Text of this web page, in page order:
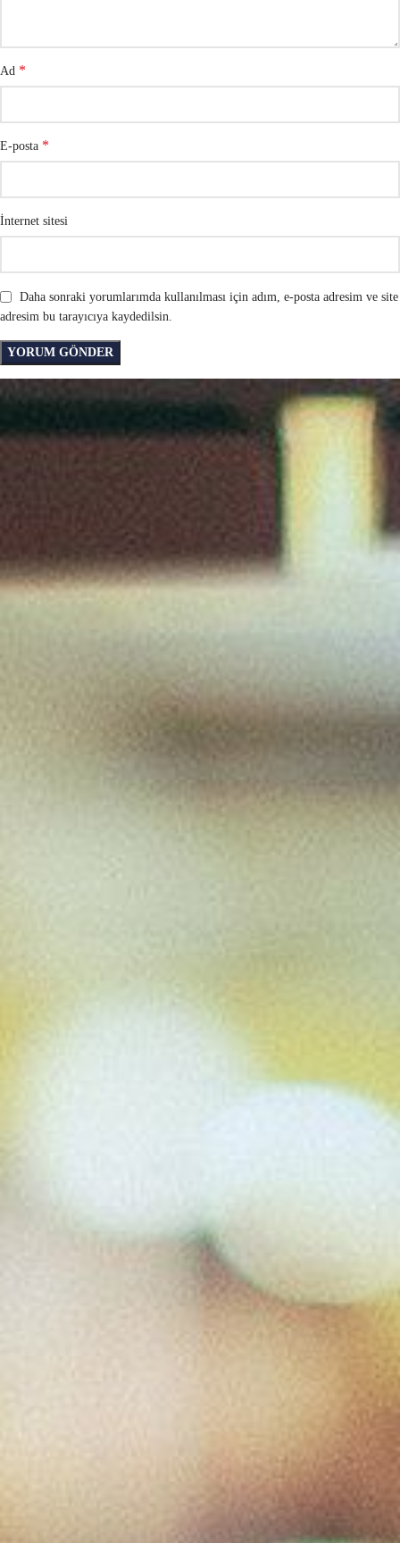
Ad *
E-posta *
İnternet sitesi
Daha sonraki yorumlarımda kullanılması için adım, e-posta adresim ve site
adresim bu tarayıcıya kaydedilsin.